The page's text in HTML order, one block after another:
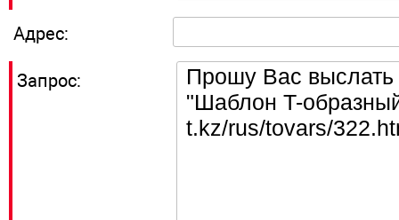
Адрес:
Запрос: